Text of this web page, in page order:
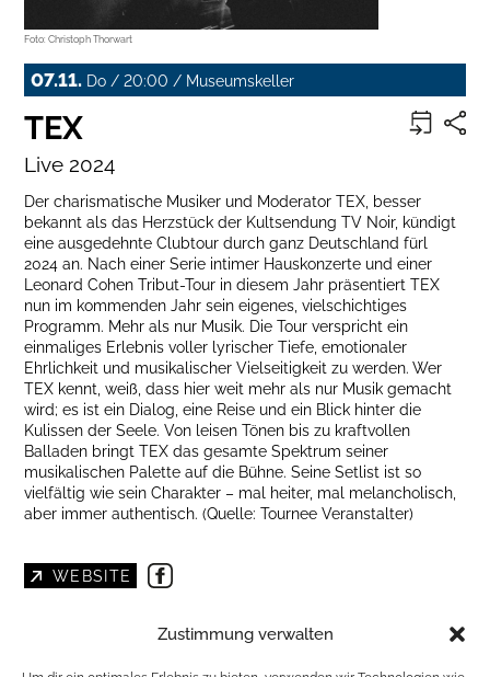
Zustimmung verwalten
Foto: Christoph Thorwart
07.11. Do / 20:00 / Museumskeller
TEX
Live 2024
Der charismatische Musiker und Moderator TEX, besser
bekannt als das Herzstück der Kultsendung TV Noir, kündigt
eine ausgedehnte Clubtour durch ganz Deutschland fürl
2024 an. Nach einer Serie intimer Hauskonzerte und einer
Leonard Cohen Tribut-Tour in diesem Jahr präsentiert TEX
nun im kommenden Jahr sein eigenes, vielschichtiges
Programm. Mehr als nur Musik. Die Tour verspricht ein
einmaliges Erlebnis voller lyrischer Tiefe, emotionaler
Ehrlichkeit und musikalischer Vielseitigkeit zu werden. Wer
TEX kennt, weiß, dass hier weit mehr als nur Musik gemacht
wird; es ist ein Dialog, eine Reise und ein Blick hinter die
Kulissen der Seele. Von leisen Tönen bis zu kraftvollen
Balladen bringt TEX das gesamte Spektrum seiner
musikalischen Palette auf die Bühne. Seine Setlist ist so
vielfältig wie sein Charakter – mal heiter, mal melancholisch,
aber immer authentisch. (Quelle: Tournee Veranstalter)
WEBSITE
PRÄSENTIERT VON BAR`N EVENT GMBH